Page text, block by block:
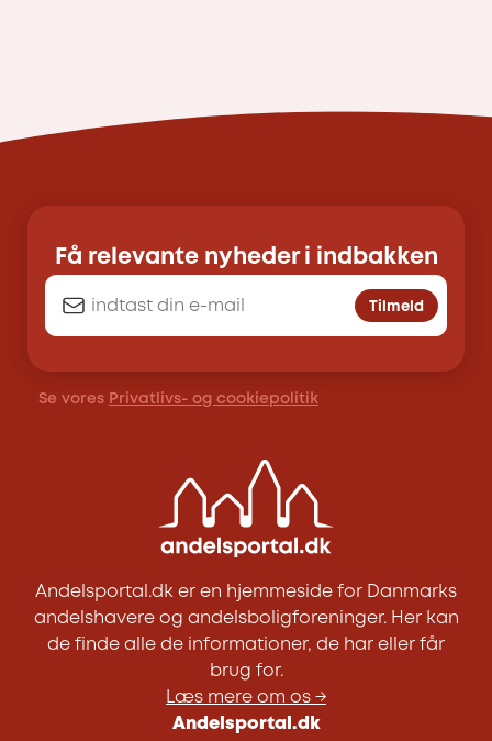
Få relevante nyheder i indbakken
Tilmeld
Se vores Privatlivs- og cookiepolitik
Andelsportal.dk er en hjemmeside for Danmarks
andelshavere og andelsboligforeninger. Her kan
de finde alle de informationer, de har eller får
brug for.
Læs mere om os →
Andelsportal.dk